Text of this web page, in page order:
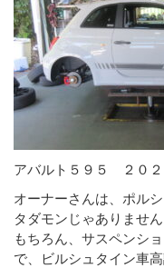
アバルト５９５ ２０２
オーナーさんは、ポル
タダモンじゃありません
もちろん、サスペンシ
で、ビルシュタイン車